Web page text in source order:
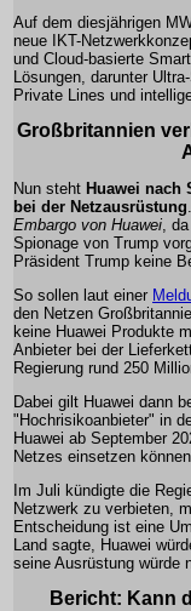
Auf dem diesjährigen
neue IKT-
und Cloud-basierte
Lösungen, darunter
Private Lines und
Großbritannien
Nun steht Huawei nach
bei der Netzausrüstung
Embargo von Huawei,
Spionage von Trump
Präsident Trump keine
So sollen laut einer
den Netzen
keine Huawei Produkte
Anbieter bei der
Regierung rund 250
Dabei gilt Huawei dann
"Hochrisikoanbieter" in
Huawei ab September
Netzes einsetzen
Im Juli kündigte die
Netzwerk zu verbieten,
Entscheidung ist eine
Land sagte, Huawei
seine Ausrüstung würde
Bericht: Kann